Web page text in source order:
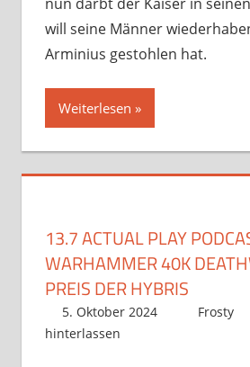
will seine Männer
Arminius gestohlen hat.
Weiterlesen
13.7 ACTUAL PLAY
WARHAMMER 40K
PREIS DER HYBRIS
5. Oktober 2024 Frosty
hinterlassen